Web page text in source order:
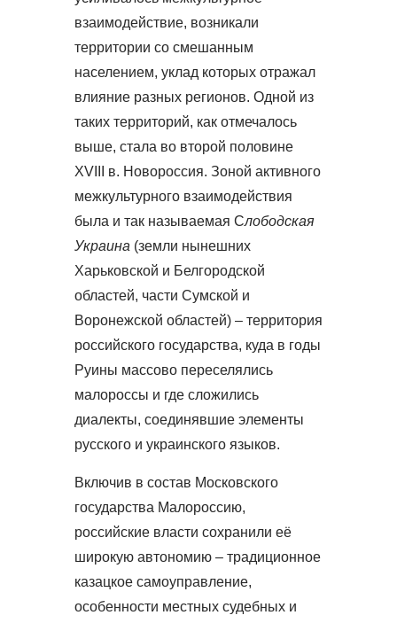
взаимодействие, возникали
территории со смешанным
населением, уклад которых отражал
влияние разных регионов. Одной из
таких территорий, как отмечалось
выше, стала во второй половине
XVIII в. Новороссия. Зоной активного
межкультурного взаимодействия
была и так называемая Слободская
Украина (земли нынешних
Харьковской и Белгородской
областей, части Сумской и
Воронежской областей) – территория
российского государства, куда в годы
Руины массово переселялись
малороссы и где сложились
диалекты, соединявшие элементы
русского и украинского языков.
Включив в состав Московского
государства Малороссию,
российские власти сохранили её
широкую автономию – традиционное
казацкое самоуправление,
особенности местных судебных и